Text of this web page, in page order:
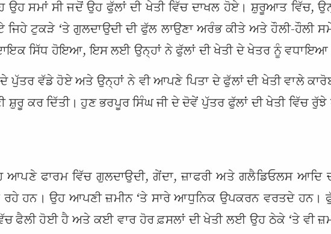
ਉਹ ਸਮਾਂ ਸੀ ਜਦੋਂ ਉਹ ਫੁੱਲਾਂ ਦੀ ਖੇਤੀ ਵਿੱਚ ਦਾਖਲ ਹੋਏ। ਸ਼ੁਰੂਆਤ ਵਿੱਚ,
ਟੁਕੜੇ ‘ਤੇ ਗੁਲਦਾਉਦੀ ਦੀ ਫੁੱਲ ਲਾਉਣਾ ਅਰੰਭ ਕੀਤੇ ਅਤੇ ਹੌਲੀ-ਹੌਲੀ
ਸਿੱਧ ਹੋਇਆ, ਇਸ ਲਈ ਉਨ੍ਹਾਂ ਨੇ ਫੁੱਲਾਂ ਦੀ ਖੇਤੀ ਦੇ ਖੇਤਰ ਨੂੰ
ਪੁੱਤਰ ਵੱਡੇ ਹੋਏ ਅਤੇ ਉਨ੍ਹਾਂ ਨੇ ਵੀ ਆਪਣੇ ਪਿਤਾ ਦੇ ਫੁੱਲਾਂ ਦੀ ਖੇਤੀ ਵਾਲੇ
ਸ਼ੁਰੂ ਕਰ ਦਿੱਤੀ। ਹੁਣ ਭਰਪੂਰ ਸਿੰਘ ਜੀ ਦੇ ਦੋਵੇਂ ਪੁੱਤਰ ਫੁੱਲਾਂ ਦੀ ਖੇਤੀ ਵਿੱਚ
ਆਪਣੇ ਫਾਰਮ ਵਿੱਚ ਗੁਲਦਾਉਦੀ, ਗੇਂਦਾ, ਜ਼ਾਫਰੀ ਅਤੇ ਗਲੈਡਿਓਲਸ ਆਦਿ
ਰਹੇ ਹਨ। ਉਹ ਆਪਣੀ ਜ਼ਮੀਨ ‘ਤੇ ਸਾਰੇ ਆਧੁਨਿਕ ਉਪਕਰਨ ਵਰਤਦੇ ਹਨ।
ਫੈਲੀ ਹੋਈ ਹੈ ਅਤੇ ਕਈ ਵਾਰ ਹੋਰ ਫ਼ਸਲਾਂ ਦੀ ਖੇਤੀ ਲਈ ਉਹ ਠੇਕੇ ‘ਤੇ ਵੀ